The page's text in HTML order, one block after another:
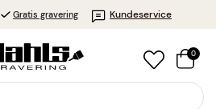
Gratis gravering Kundeservice
0